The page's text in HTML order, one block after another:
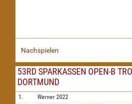
Nachspielen
53RD SPARKASSEN OPEN-B
DORTMUND
1. Werner 2022